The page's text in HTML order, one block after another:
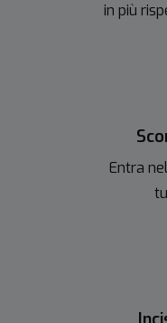
in più
Entra